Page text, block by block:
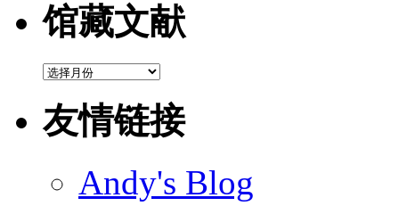
馆藏文献
馆
文
献
友情链接
Andy's Blog